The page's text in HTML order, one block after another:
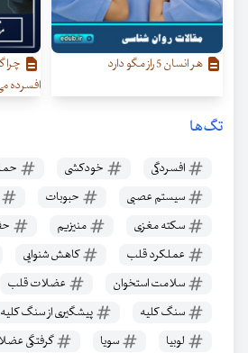
هر انسان 5 راز مگو دارد
چرا
افسرده
تگ‌ها
افسردگی خودکشی
سیستم عصبی
حبوبات
سکته مغزی
منیزیم
عملکرد قلب
کاهش شنوایی
سلامت استخوان‌
عضلات قلب
سنگ کلیه
پیشگیری از سنگ کلیه
لوبیا
سویا گرفتگی